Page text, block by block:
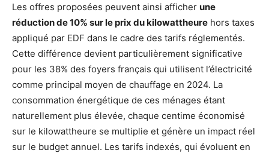
Les offres proposées peuvent ainsi afficher une
réduction de 10% sur le prix du kilowattheure hors taxes
appliqué par EDF dans le cadre des tarifs réglementés.
Cette différence devient particulièrement significative
pour les 38% des foyers français qui utilisent l’électricité
comme principal moyen de chauffage en 2024. La
consommation énergétique de ces ménages étant
naturellement plus élevée, chaque centime économisé
sur le kilowattheure se multiplie et génère un impact réel
sur le budget annuel. Les tarifs indexés, qui évoluent en